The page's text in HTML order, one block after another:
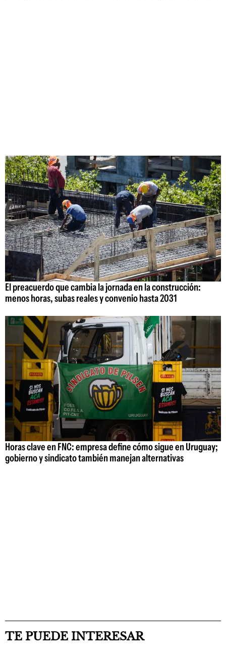
El preacuerdo que cambia la jornada en la construcción:
menos horas, subas reales y convenio hasta 2031
Horas clave en FNC: empresa define cómo sigue en Uruguay;
gobierno y sindicato también manejan alternativas
TE PUEDE INTERESAR